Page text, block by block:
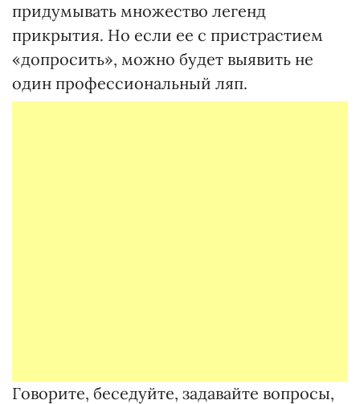
придумывать множество легенд
прикрытия. Но если ее с пристрастием
«допросить», можно будет выявить не
один профессиональный ляп.
Говорите, беседуйте, задавайте вопросы,